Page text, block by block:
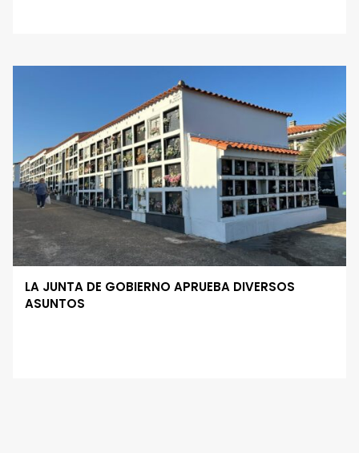
LA JUNTA DE GOBIERNO APRUEBA DIVERSOS
ASUNTOS